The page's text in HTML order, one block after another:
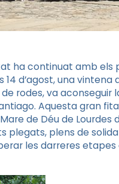
ha continuat amb
d’agost, una
rodes, va aconseguir
Aquesta gran
de Déu de
plegats, plens de
les darreres etapes